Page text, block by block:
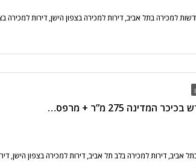
למכירה בתל אביב, דירות למכירה בצפון הישן, דירות למכירה
מיני פנטהאוז חדש בכיכר המדינה 275 מ”ר + מרפסת 40 מ”ר
אביב, דירות למכירה בלב תל אביב, דירות למכירה בצפון הישן,